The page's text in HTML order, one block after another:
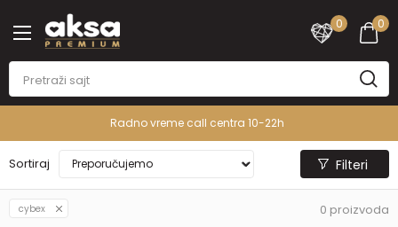
0
0
Radno vreme call centra 10-22h
Sortiraj Filteri
cybex 0 proizvoda